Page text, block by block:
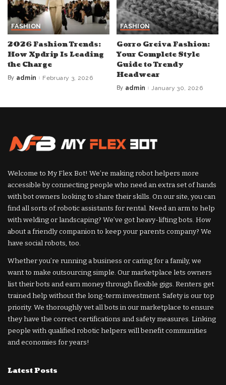
FASHION
2026 Fashion Trends:
How Xpdrip Is Leading
the Charge
Posted
By admin February 3, 2026
FASHION
Gorro Greiva Fashion:
Your Complete Style
Guide to Trendy
Headwear
Posted
By admin January 30, 2026
Welcome to My Flex Bot! We’re making robot helpers more
accessible by connecting people who need an extra set of hands
with bot owners looking to share their skills. On our site, you can
find all sorts of robotic assistants for rental. Need an arm to help
with welding or landscaping? We’ve got heavy-lifting bots. How
about a friendly companion to keep your parents company? We
have social robots, too.
Whether you’re running a business or caring for a family, we
want to make outsourcing simple. Our marketplace lets owners
list their bots and earn money through flexible gigs. Renters get
trained help without the long-term investment. Safety is our top
priority. We thoroughly vet all bots in our marketplace to ensure
they have the correct certifications and safety measures. Linking
people with qualified robotic helpers will benefit communities
and economies for years!
Latest Posts